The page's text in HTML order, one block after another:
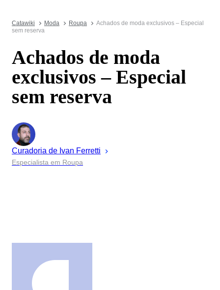
Catawiki Moda Roupa
Achados de moda exclusivos – Especial
sem reserva
Achados de moda
exclusivos – Especial
sem reserva
Curadoria de Ivan Ferretti
Especialista em Roupa